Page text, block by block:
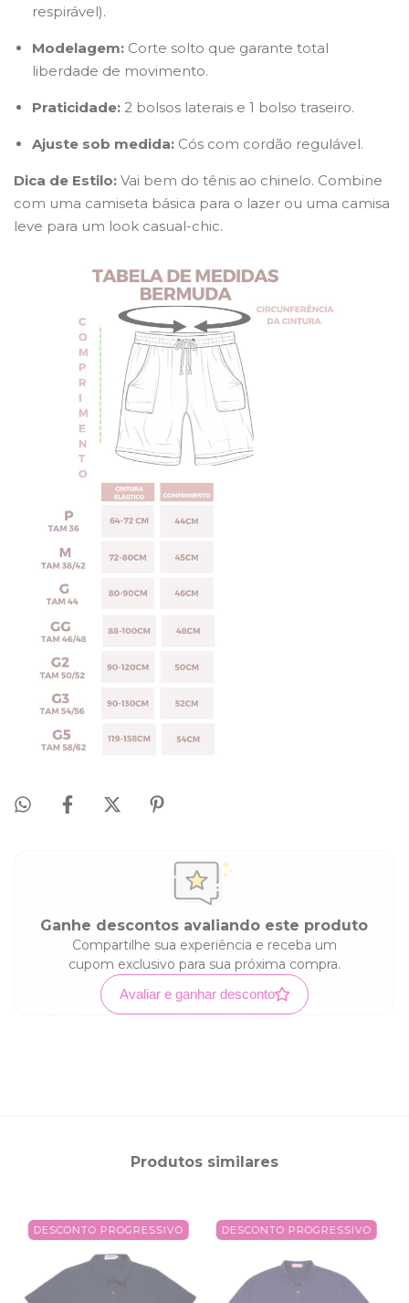
respirável).
Modelagem: Corte solto que garante total
liberdade de movimento.
Praticidade: 2 bolsos laterais e 1 bolso traseiro.
Ajuste sob medida: Cós com cordão regulável.
Dica de Estilo: Vai bem do tênis ao chinelo. Combine
com uma camiseta básica para o lazer ou uma camisa
leve para um look casual-chic.
Ganhe descontos avaliando este produto
Compartilhe sua experiência e receba um
cupom exclusivo para sua próxima compra.
Avaliar e ganhar desconto
Produtos similares
DESCONTO PROGRESSIVO DESCONTO PROGRESSIVO